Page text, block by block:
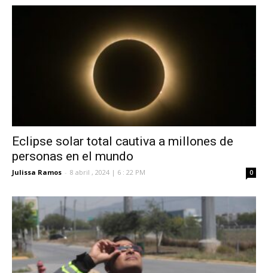
Eclipse solar total cautiva a millones de
personas en el mundo
Julissa Ramos - 8 abril , 2024 | 6 : 22 PM 0